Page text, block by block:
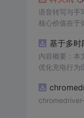
逻辑、声学阵
语音转写与手
核心价值在于
需求场景下，
辑深度定制的
基于多时
内容概要：本
优化充电行为
了该策略在削
强了模型在实际应用中的鲁棒性与可行性